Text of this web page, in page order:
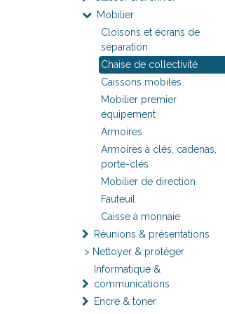
Mobilier
Cloisons et écrans de
séparation
Chaise de collectivité
Caissons mobiles
Mobilier premier
équipement
Armoires
Armoires à clés, cadenas,
porte-clés
Mobilier de direction
Fauteuil
Caisse à monnaie
Réunions & présentations
> Nettoyer & protéger
Informatique &
communications
Encre & toner